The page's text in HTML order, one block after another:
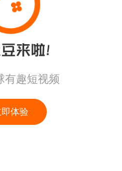
有趣短视频
即体验